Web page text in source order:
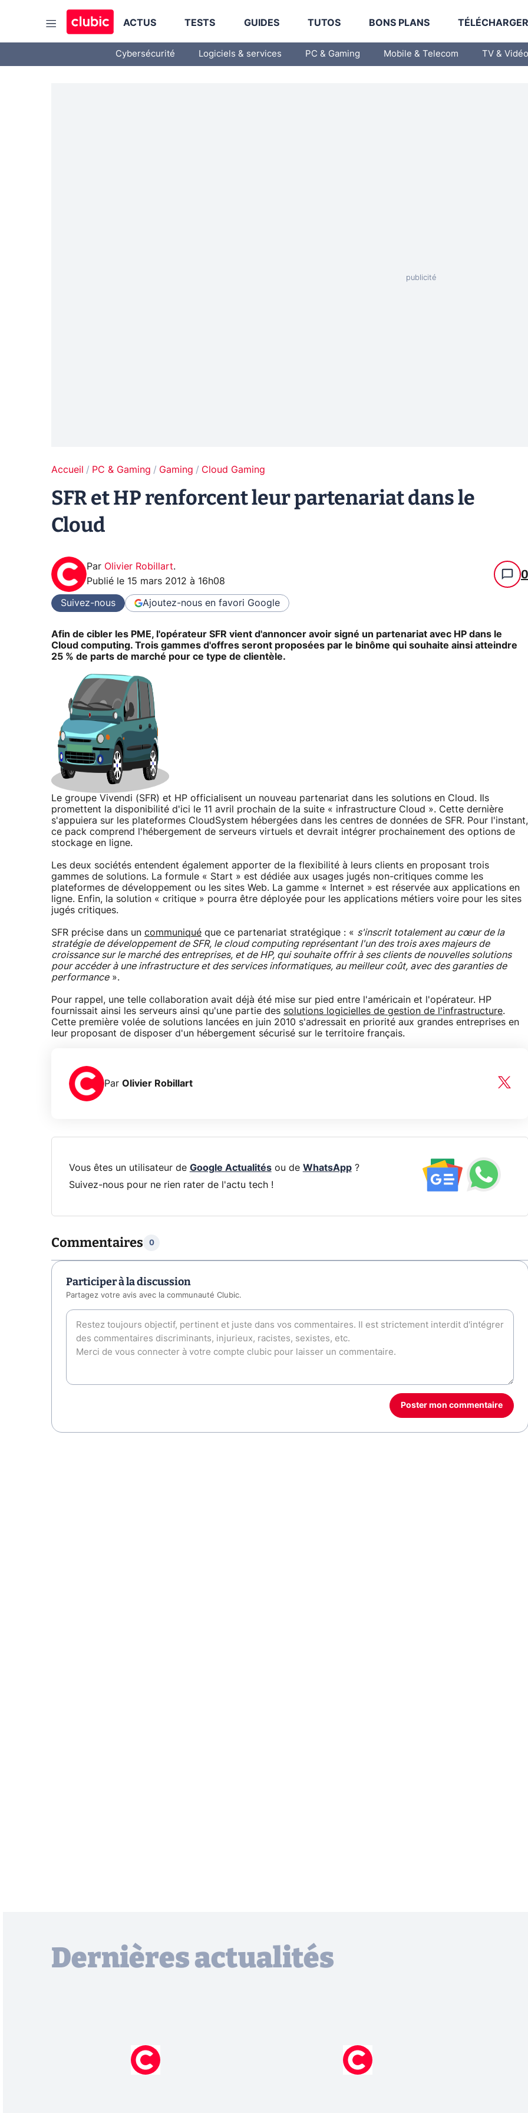
ACTUS TESTS GUIDES TUTOS BONS PLANS
Cybersécurité Logiciels & services PC & Gaming Mobile & Telecom TV & Vidéo
Accueil PC & Gaming Gaming Cloud Gaming
SFR et HP renforcent leur partenariat dans le
Cloud
Par Olivier Robillart.
Publié le 15 mars 2012 à 16h08 0
Suivez-nous Ajoutez-nous en favori Google
Afin de cibler les PME, l'opérateur SFR vient d'annoncer avoir signé un partenariat avec HP dans le
Cloud computing. Trois gammes d'offres seront proposées par le binôme qui souhaite ainsi atteindre
25 % de parts de marché pour ce type de clientèle.
Le groupe Vivendi (SFR) et HP officialisent un nouveau partenariat dans les solutions en Cloud. Ils
promettent la disponibilité d'ici le 11 avril prochain de la suite « infrastructure Cloud ». Cette dernière
s'appuiera sur les plateformes CloudSystem hébergées dans les centres de données de SFR. Pour l'instant,
ce pack comprend l'hébergement de serveurs virtuels et devrait intégrer prochainement des options de
stockage en ligne.
Les deux sociétés entendent également apporter de la flexibilité à leurs clients en proposant trois
gammes de solutions. La formule « Start » est dédiée aux usages jugés non-critiques comme les
plateformes de développement ou les sites Web. La gamme « Internet » est réservée aux applications en
ligne. Enfin, la solution « critique » pourra être déployée pour les applications métiers voire pour les sites
jugés critiques.
SFR précise dans un communiqué que ce partenariat stratégique : « s'inscrit totalement au cœur de la
stratégie de développement de SFR, le cloud computing représentant l'un des trois axes majeurs de
croissance sur le marché des entreprises, et de HP, qui souhaite offrir à ses clients de nouvelles solutions
pour accéder à une infrastructure et des services informatiques, au meilleur coût, avec des garanties de
performance».
Pour rappel, une telle collaboration avait déjà été mise sur pied entre l'américain et l'opérateur. HP
fournissait ainsi les serveurs ainsi qu'une partie des solutions logicielles de gestion de l'infrastructure.
Cette première volée de solutions lancées en juin 2010 s'adressait en priorité aux grandes entreprises en
leur proposant de disposer d'un hébergement sécurisé sur le territoire français.
Par Olivier Robillart
Vous êtes un utilisateur de Google Actualitésou de WhatsApp?
Suivez-nous pour ne rien rater de l'actu tech !
Commentaires 0
Participer à la discussion
Partagez votre avis avec la communauté Clubic.
Poster mon commentaire
Dernières actualités